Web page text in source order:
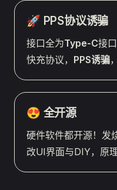
🚀 PPS协议诱骗
接口全为Type-C接
快充协议， PPS诱骗
😍 全开源
硬件软件都开源！发
改UI界面与DIY，原